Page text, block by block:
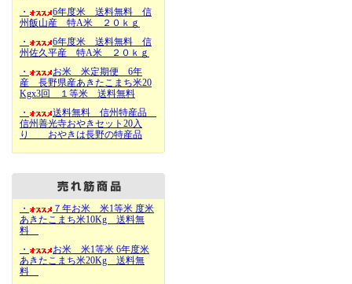
・
6年度米 送料無料 信
州飯山産 特A米 ２０ｋｇ
・
6年度米 送料無料 信
州佐久平産 特A米 ２０ｋｇ
・
お米 米定期便 6年
産 長野県産あきたこまち米20
Kgx3回 １等米 送料無料
・
送料無料 信州特産品
信州善光寺おやきセット20入
り おやきは長野の特産品
・
７年お米 米1等米 度米
あきたこまち米10Kg 送料無
料
・
お米 米1等米 6年度米
あきたこまち米20Kg 送料無
料